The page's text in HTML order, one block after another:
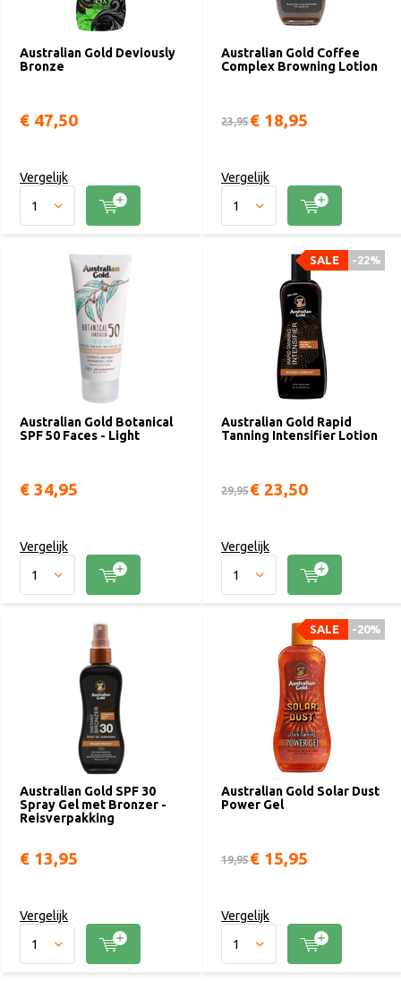
Australian Gold Deviously
Bronze
€ 47,50
Vergelijk
Australian Gold Coffee
Complex Browning Lotion
23,95€ 18,95
Vergelijk
Australian Gold Botanical
SPF 50 Faces - Light
€ 34,95
Vergelijk
Australian Gold Rapid
Tanning Intensifier Lotion
-22%
SALE
29,95€ 23,50
Vergelijk
Australian Gold SPF 30
Spray Gel met Bronzer -
Reisverpakking
€ 13,95
Vergelijk
Australian Gold Solar Dust
Power Gel
-20%
SALE
19,95€ 15,95
Vergelijk